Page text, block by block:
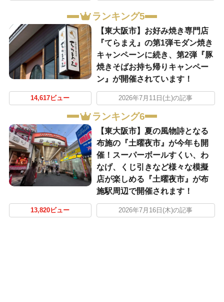
ランキング5
【東大阪市】お好み焼き専門店
『てらまえ』の第1弾モダン焼き
キャンペーンに続き、第2弾『豚
焼きそばお持ち帰りキャンペー
ン』が開催されています！
14,617ビュー 2026年7月11日(土)の記事
ランキング6
【東大阪市】夏の風物詩となる
布施の『土曜夜市』が今年も開
催！スーパーボールすくい、わ
なげ、くじ引きなど様々な模擬
店が楽しめる『土曜夜市』が布
施駅周辺で開催されます！
13,820ビュー 2026年7月16日(木)の記事